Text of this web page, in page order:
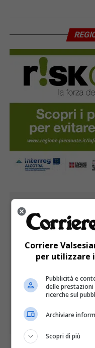
Corriere
per utilizzare
Pubblicità e
delle
ricerche sul
Archiviare
Scopri di più